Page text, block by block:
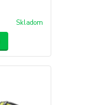
Skladom